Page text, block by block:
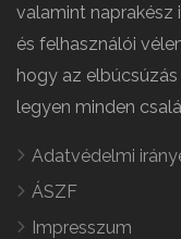
valamint naprakész
és felhasználói
hogy az
legyen minden
Adatvédelmi
ÁSZF
Impresszum